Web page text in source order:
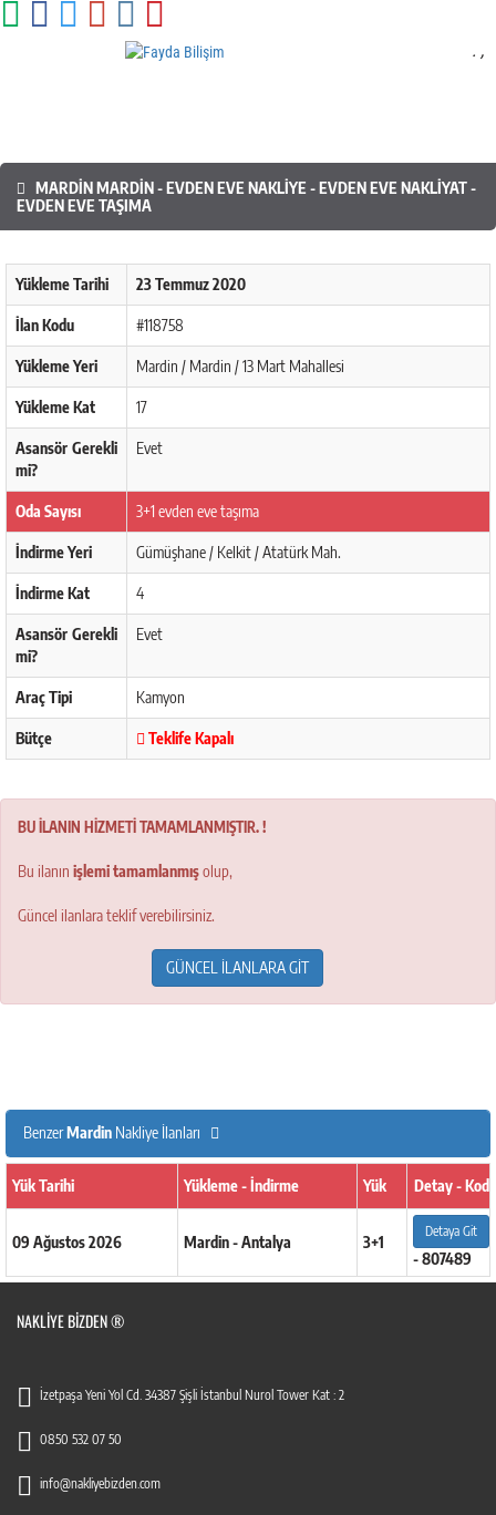
. ,
MARDIN MARDIN - EVDEN EVE NAKLIYE - EVDEN EVE NAKLIYAT -
EVDEN EVE TAŞIMA
Yükleme Tarihi 23 Temmuz 2020
İlan Kodu #118758
Yükleme Yeri Mardin / Mardin / 13 Mart Mahallesi
Yükleme Kat 17
Asansör Gerekli
mi?
Evet
Oda Sayısı 3+1 evden eve taşıma
İndirme Yeri Gümüşhane / Kelkit / Atatürk Mah.
İndirme Kat 4
Asansör Gerekli
mi?
Evet
Araç Tipi Kamyon
Bütçe Teklife Kapalı
BU İLANIN HİZMETİ TAMAMLANMIŞTIR. !
Bu ilanın işlemi tamamlanmışolup,
Güncel ilanlara teklif verebilirsiniz.
GÜNCEL İLANLARA GİT
BenzerMardin Nakliye İlanları
Yük Tarihi Yükleme - İndirme Yük Detay - Kod
09 Ağustos 2026 Mardin - Antalya 3+1
Detaya Git
- 807489
NAKLIYE BIZDEN ®
İzetpaşa Yeni Yol Cd. 34387 Şişli İstanbul Nurol Tower Kat : 2
0850 532 07 50
info@nakliyebizden.com